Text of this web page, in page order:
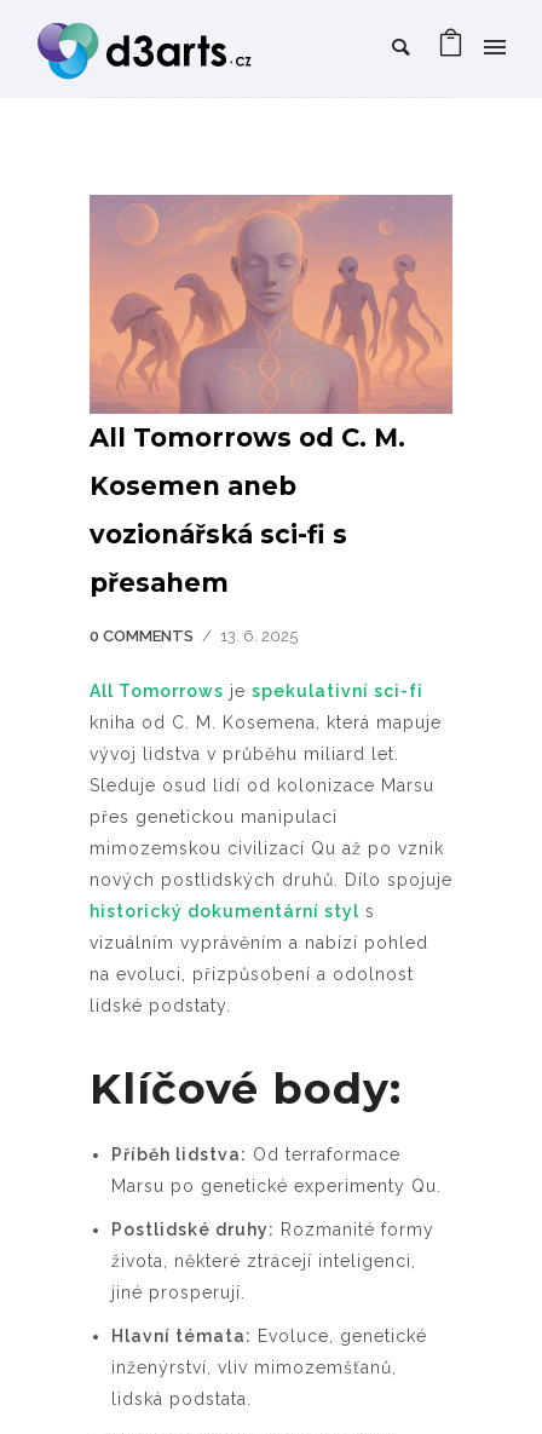
All Tomorrows od C. M.
Kosemen aneb
vozionářská sci-fi s
přesahem
0 COMMENTS / 13. 6. 2025
All Tomorrows je spekulativní sci-fi
kniha od C. M. Kosemena, která mapuje
vývoj lidstva v průběhu miliard let.
Sleduje osud lidí od kolonizace Marsu
přes genetickou manipulaci
mimozemskou civilizací Qu až po vznik
nových postlidských druhů. Dílo spojuje
historický dokumentární styl s
vizuálním vyprávěním a nabízí pohled
na evoluci, přizpůsobení a odolnost
lidské podstaty.
Klíčové body:
Příběh lidstva: Od terraformace
Marsu po genetické experimenty Qu.
Postlidské druhy: Rozmanité formy
života, některé ztrácejí inteligenci,
jiné prosperují.
Hlavní témata: Evoluce, genetické
inženýrství, vliv mimozemšťanů,
lidská podstata.